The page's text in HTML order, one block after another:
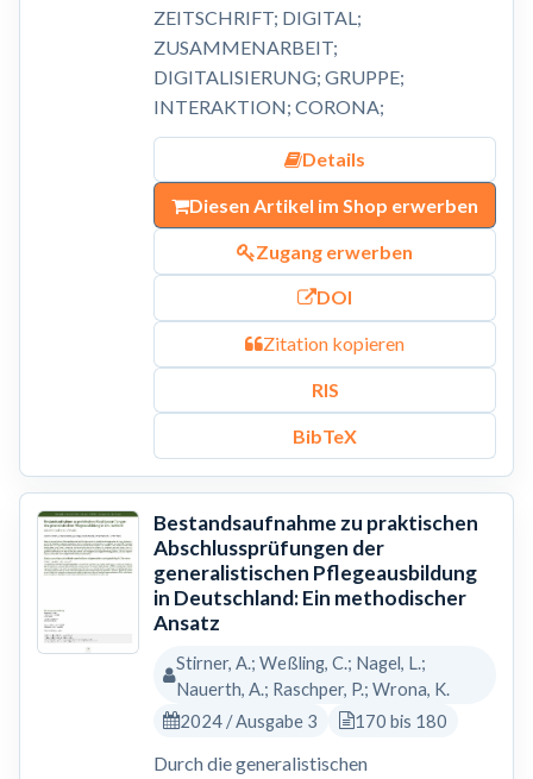
ZEITSCHRIFT; DIGITAL;
ZUSAMMENARBEIT;
DIGITALISIERUNG; GRUPPE;
INTERAKTION; CORONA;
Details
Diesen Artikel im Shop erwerben
Zugang erwerben
DOI
Zitation kopieren
RIS
BibTeX
Bestandsaufnahme zu praktischen
Abschlussprüfungen der
generalistischen Pflegeausbildung
in Deutschland: Ein methodischer
Ansatz
Stirner, A.; Weßling, C.; Nagel, L.;
Nauerth, A.; Raschper, P.; Wrona, K.
2024 / Ausgabe 3
170 bis 180
Durch die generalistischen